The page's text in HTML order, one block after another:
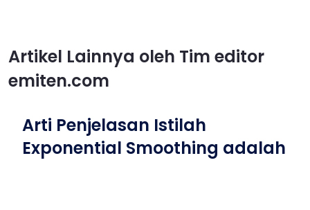
Artikel Lainnya oleh Tim editor
emiten.com
Arti Penjelasan Istilah
Exponential Smoothing adalah